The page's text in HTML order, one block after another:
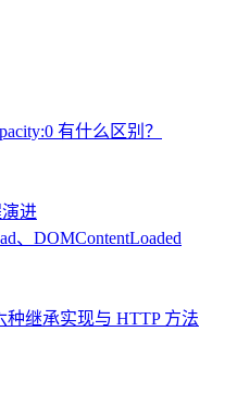
有什么区别？
进
、DOMContentLoaded
种继承实现与 HTTP 方法